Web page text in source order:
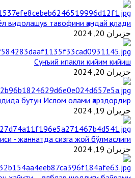
видолашув тавофини қандай қилади?
حزيران 20, 2024
Сунъий ипакли кийим кийиш
حزيران 20, 2024
бутун Ислом олами қарздордир
حزيران 19, 2024
- жаннатда сизга жой бўлмаслиги!
حزيران 19, 2024